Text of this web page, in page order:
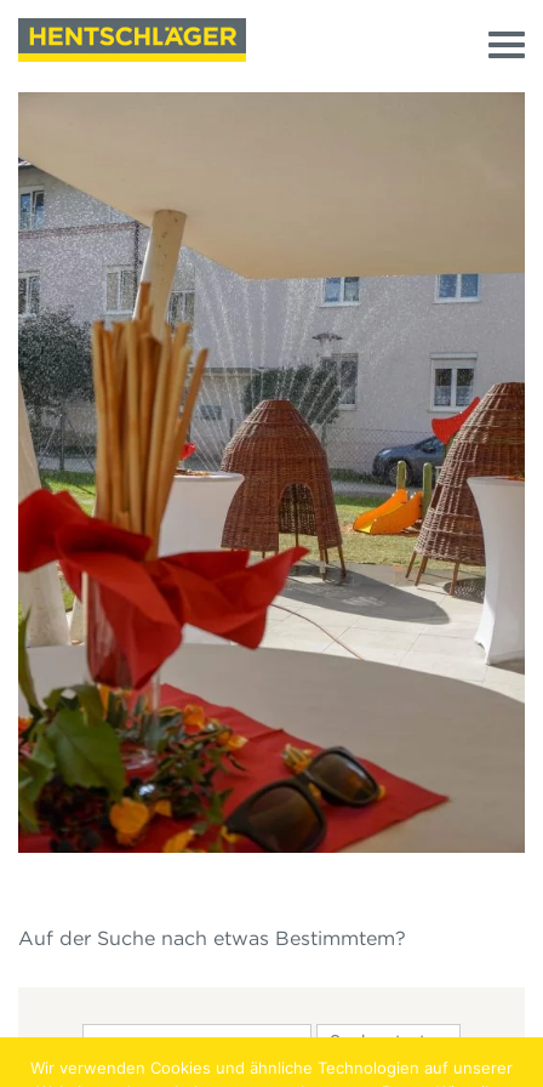
Auf der Suche nach etwas Bestimmtem?
Wir verwenden Cookies und ähnliche Technologien auf unserer